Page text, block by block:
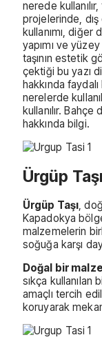
nerede
projelerinde,
kullanımı, diğer
yapımı ve
taşının estetik
çektiği bu yazı
hakkında
nerelerde
kullanılır. Bahçe
hakkında bilgi.
Ürgüp
Ürgüp Taşı ,
Kapadokya
malzemelerin
soğuğa karşı
Doğal bir
sıkça
amaçlı tercih
koruyarak